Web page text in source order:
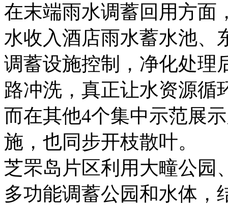
在末端雨水调蓄回用方面
水收入酒店雨水蓄水池、
调蓄设施控制，净化处理
路冲洗，真正让水资源循
而在其他4个集中示范展
施，也同步开枝散叶。
芝罘岛片区利用大疃公园
多功能调蓄公园和水体，